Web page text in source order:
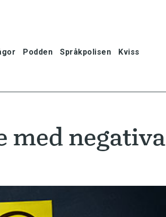
Podden Språkpolisen Kviss
med negativa